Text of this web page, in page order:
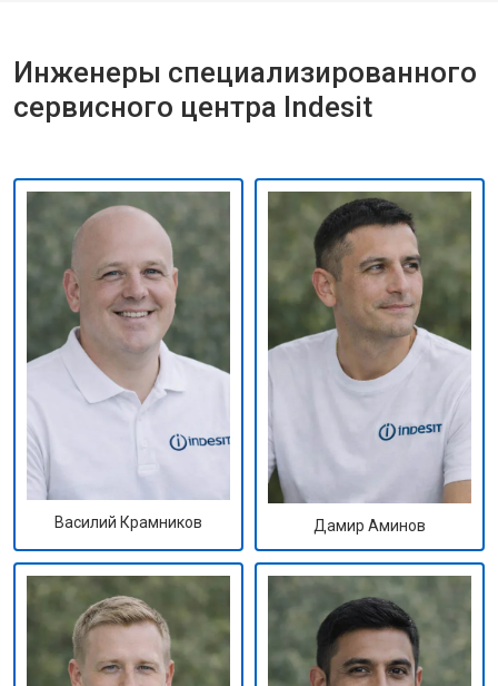
Инженеры специализированного
сервисного центра Indesit
Василий Крамников Дамир Аминов